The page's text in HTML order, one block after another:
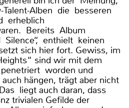
Alben die besseren
erheblich
Bereits Album
enthielt keinen
sich hier fort. Gewiss, im
sind wir mit dem
worden und
hängen, trägt aber nicht
liegt auch daran, dass
trivialen Gefilde der